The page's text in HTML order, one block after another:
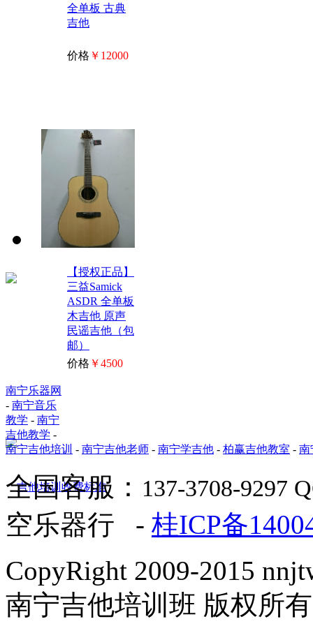
全单板 古典
吉他
价格 ￥12000
【授权正品】
三益Samick
ASDR 全单板
木吉他 原声
民谣吉他（包
邮）
价格 ￥4500
南宁乐器网
- 南宁音乐
教学 - 南宁
吉他教学 -
南宁吉他培训 - 南宁吉他老师 - 南宁学吉他 - 柏赢吉他教室 - 南
全国客服： 137-3708-9297
空乐器行 - 桂ICP备
CopyRight 2009-2015
南宁吉他培训班 版权所有